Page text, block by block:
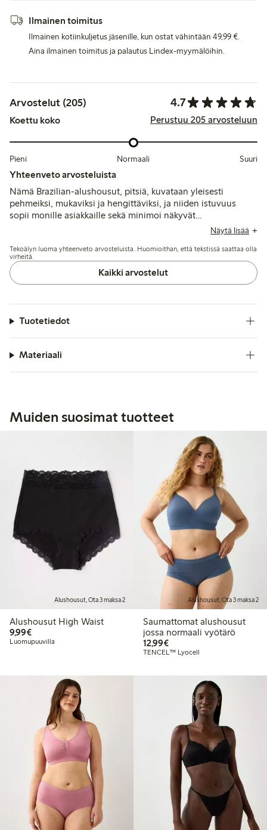
Ilmainen toimitus
Ilmainen kotiinkuljetus jäsenille, kun ostat vähintään 49,99 €.
Aina ilmainen toimitus ja palautus Lindex-myymälöihin.
Arvostelut (205) 4.7
Koettu koko Perustuu 205 arvosteluun
Pieni Normaali Suuri
Yhteenveto arvosteluista
Nämä Brazilian-alushousut, pitsiä, kuvataan yleisesti
pehmeiksi, mukaviksi ja hengittäviksi, ja niiden istuvuus
sopii monille asiakkaille sekä minimoi näkyvät
alusvaatejäljet. Jotkut mainitsevat elastisuuden aiheuttamia
alas, ja muutamat huomauttavat ohuesta kankaasta, joka
saattaa menettää muotonsa tai värinsä pesun jälkeen.
Näytä lisää
Tekoälyn luoma yhteenveto arvosteluista. Huomioithan, että tekstissä saattaa olla
virheitä.
Kaikki arvostelut
Tuotetiedot
Materiaali
Muiden suosimat tuotteet
Alushousut, Ota 3 maksa 2
Alushousut High Waist
9,99€9,99 €
Luomupuuvilla
Alushousut, Ota 3 maksa 2
Saumattomat alushousut
jossa normaali vyötärö
12,99€12,99 €
TENCEL™ Lyocell